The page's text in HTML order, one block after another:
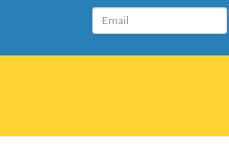
Email